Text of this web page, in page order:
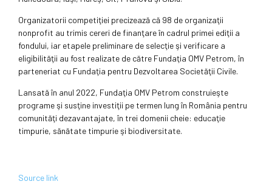
Organizatorii competiţiei precizează că 98 de organizaţii
nonprofit au trimis cereri de finanţare în cadrul primei ediţii a
fondului, iar etapele preliminare de selecţie şi verificare a
eligibilităţii au fost realizate de către Fundaţia OMV Petrom, în
parteneriat cu Fundaţia pentru Dezvoltarea Societăţii Civile.
Lansată în anul 2022, Fundaţia OMV Petrom construieşte
programe şi susţine investiţii pe termen lung în România pentru
comunităţi dezavantajate, în trei domenii cheie: educaţie
timpurie, sănătate timpurie şi biodiversitate.
Source link